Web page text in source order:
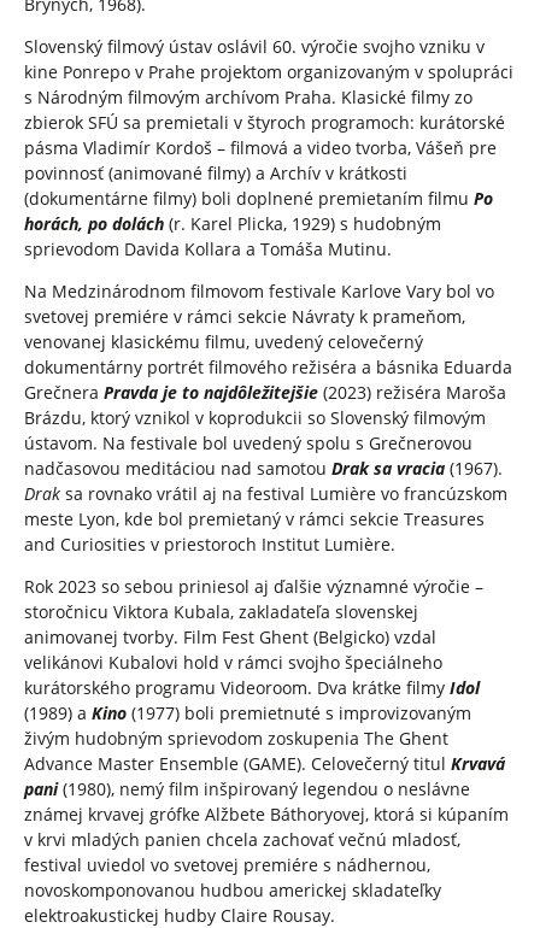
Slovenský filmový ústav oslávil 60. výročie svojho vzniku v
kine Ponrepo v Prahe projektom organizovaným v spolupráci
s Národným filmovým archívom Praha. Klasické filmy zo
zbierok SFÚ sa premietali v štyroch programoch: kurátorské
pásma Vladimír Kordoš – filmová a video tvorba, Vášeň pre
povinnosť (animované filmy) a Archív v krátkosti
(dokumentárne filmy) boli doplnené premietaním filmu Po
horách, po dolách (r. Karel Plicka, 1929) s hudobným
sprievodom Davida Kollara a Tomáša Mutinu.
Na Medzinárodnom filmovom festivale Karlove Vary bol vo
svetovej premiére v rámci sekcie Návraty k prameňom,
venovanej klasickému filmu, uvedený celovečerný
dokumentárny portrét filmového režiséra a básnika Eduarda
Grečnera Pravda je to najdôležitejšie (2023) režiséra Maroša
Brázdu, ktorý vznikol v koprodukcii so Slovenský filmovým
ústavom. Na festivale bol uvedený spolu s Grečnerovou
nadčasovou meditáciou nad samotou Drak sa vracia (1967).
Drak sa rovnako vrátil aj na festival Lumière vo francúzskom
meste Lyon, kde bol premietaný v rámci sekcie Treasures
and Curiosities v priestoroch Institut Lumière.
Rok 2023 so sebou priniesol aj ďalšie významné výročie –
storočnicu Viktora Kubala, zakladateľa slovenskej
animovanej tvorby. Film Fest Ghent (Belgicko) vzdal
velikánovi Kubalovi hold v rámci svojho špeciálneho
kurátorského programu Videoroom. Dva krátke filmy Idol
(1989) a Kino (1977) boli premietnuté s improvizovaným
živým hudobným sprievodom zoskupenia The Ghent
Advance Master Ensemble (GAME). Celovečerný titul Krvavá
pani (1980), nemý film inšpirovaný legendou o neslávne
známej krvavej grófke Alžbete Báthoryovej, ktorá si kúpaním
v krvi mladých panien chcela zachovať večnú mladosť,
festival uviedol vo svetovej premiére s nádhernou,
novoskomponovanou hudbou americkej skladateľky
elektroakustickej hudby Claire Rousay.